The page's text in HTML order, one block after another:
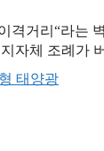
거리“라는
자체 조례가
죠. 하지만
수준에 …
태양광